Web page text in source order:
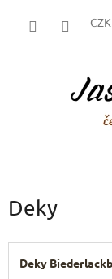
CZK
Deky
Deky